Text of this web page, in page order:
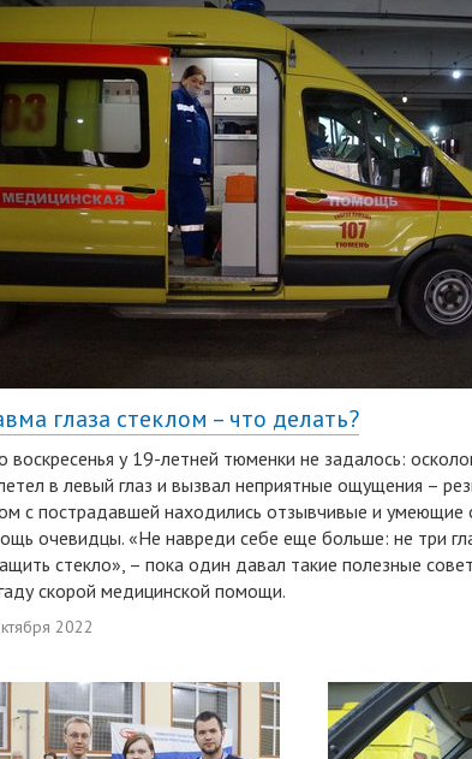
глаза стеклом – что делать?
воскресенья у 19-летней тюменки не задалось:
в левый глаз и вызвал неприятные ощущения –
с пострадавшей находились отзывчивые и умеющие
очевидцы. «Не навреди себе еще больше: не три
стекло», – пока один давал такие полезные
скорой медицинской помощи.
2022